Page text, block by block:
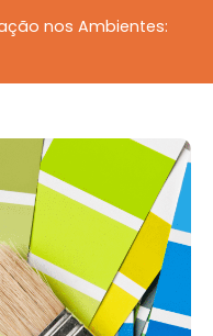
nos Ambientes: